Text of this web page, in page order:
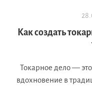
Как создать
Токарное дело — это
вдохновение в